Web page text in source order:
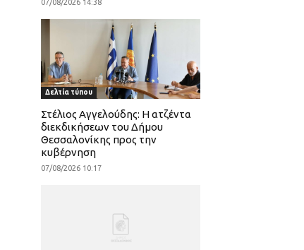
07/08/2026 14:38
Δελτία τύπου
Στέλιος Αγγελούδης: Η ατζέντα
διεκδικήσεων του Δήμου
Θεσσαλονίκης προς την
κυβέρνηση
07/08/2026 10:17